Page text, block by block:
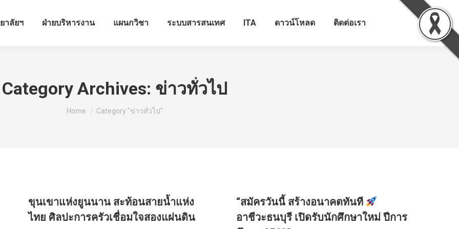
าลัยฯ ฝ่ายบริหารงาน แผนกวิชา ระบบสารสนเทศ ITA ดาวน์โหลด ติดต่อเรา
Category Archives: ข่าวทั่วไป
You are here:
Home Category "ข่าวทั่วไป"
ขุนเขาแห่งยูนนาน สะท้อนสายน้ำแห่ง
ไทย ศิลปะการครัวเชื่อมใจสองแผ่นดิน
“สมัครวันนี้ สร้างอนาคตทันที
อาชีวะธนบุรี เปิดรับนักศึกษาใหม่ ปีการ